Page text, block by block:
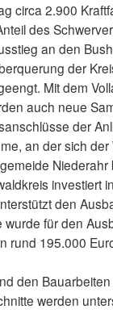
circa 2.900
des
an den
der
Mit dem
auch neue
der
an der sich
investiert
den
für den
rund 195.000
den
werden